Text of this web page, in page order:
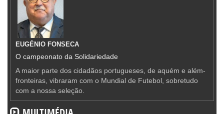
EUGÉNIO FONSECA
O campeonato da Solidariedade
A maior parte dos cidadãos portugueses, de aquém e além-
fronteiras, vibraram com o Mundial de Futebol, sobretudo
com a nossa seleção.